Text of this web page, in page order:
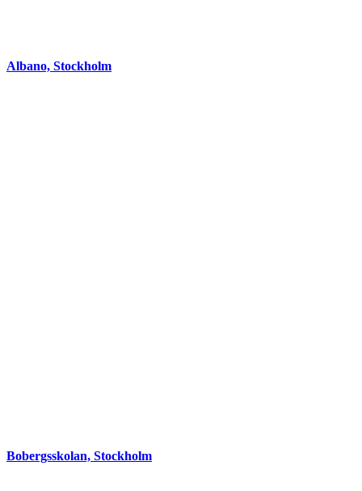
Albano, Stockholm
Bobergsskolan, Stockholm